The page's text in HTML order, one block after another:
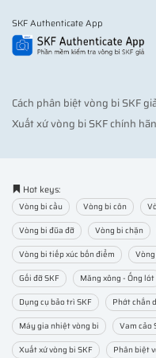
SKF Authenticate App
Cách phân biệt vòng bi SKF
Xuất xứ vòng bi SKF chính
Hot keys:
Vòng bi cầu Vòng bi côn
Vòng bi đũa đỡ
Vòng bi chặn
Vòng bi tiếp xúc bốn điểm
Vòng
Gối đỡ SKF
Măng xông - Ống lót
Dụng cụ bảo trì SKF
Phớt chắn
Máy gia nhiệt vòng bi
Vam cảo
Xuất xứ vòng bi SKF
Phân biệt